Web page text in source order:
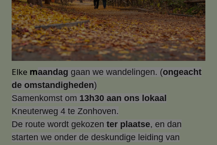
Elke maandag gaan we wandelingen. (ongeacht
de omstandigheden)
Samenkomst om 13h30 aan ons lokaal
Kneuterweg 4 te Zonhoven.
De route wordt gekozen ter plaatse, en dan
starten we onder de deskundige leiding van